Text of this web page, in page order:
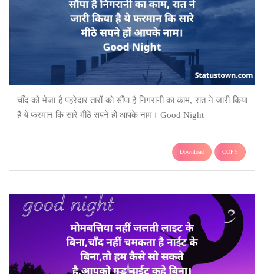
चाँद को भेजा है पहरेदार तारों को सौंपा है निगरानी का काम, रात ने जारी किया
है ये फरमान कि सारे मीठे सपने हों आपके नाम। Good Night
Download COPY